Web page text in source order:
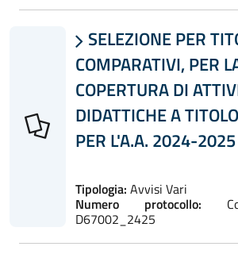
 SELEZIONE PER
COMPARATIVI, PER
COPERTURA DI
DIDATTICHE A
PER L'A.A. 2024-2025
Tipologia: Avvisi Vari
Numero protocollo:
D67002_2425